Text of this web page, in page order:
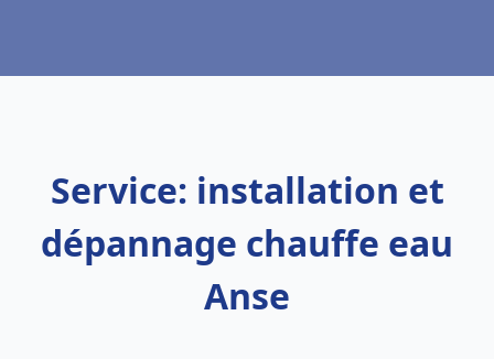
Service: installation et
dépannage chauffe eau
Anse